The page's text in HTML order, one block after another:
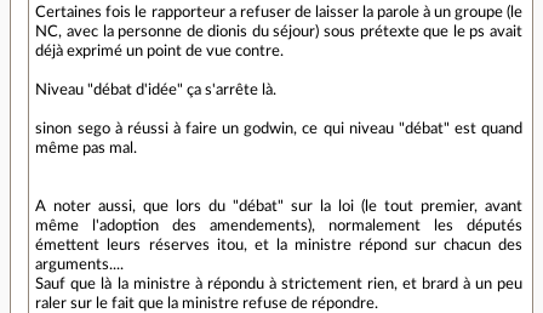
Certaines fois le rapporteur a refuser de laisser la parole à un groupe (le
NC, avec la personne de dionis du séjour) sous prétexte que le ps avait
déjà exprimé un point de vue contre.
Niveau "débat d'idée" ça s'arrête là.
sinon sego à réussi à faire un godwin, ce qui niveau "débat" est quand
même pas mal.
A noter aussi, que lors du "débat" sur la loi (le tout premier, avant
même l'adoption des amendements), normalement les députés
émettent leurs réserves itou, et la ministre répond sur chacun des
arguments....
Sauf que là la ministre à répondu à strictement rien, et brard à un peu
raler sur le fait que la ministre refuse de répondre.